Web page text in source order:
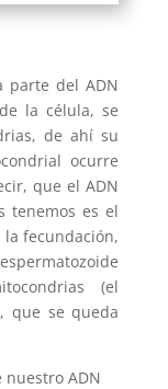
parte del ADN
la célula, se
de ahí su
ocurre
que el ADN
tenemos es el
fecundación,
(el
que se queda
nuestro ADN